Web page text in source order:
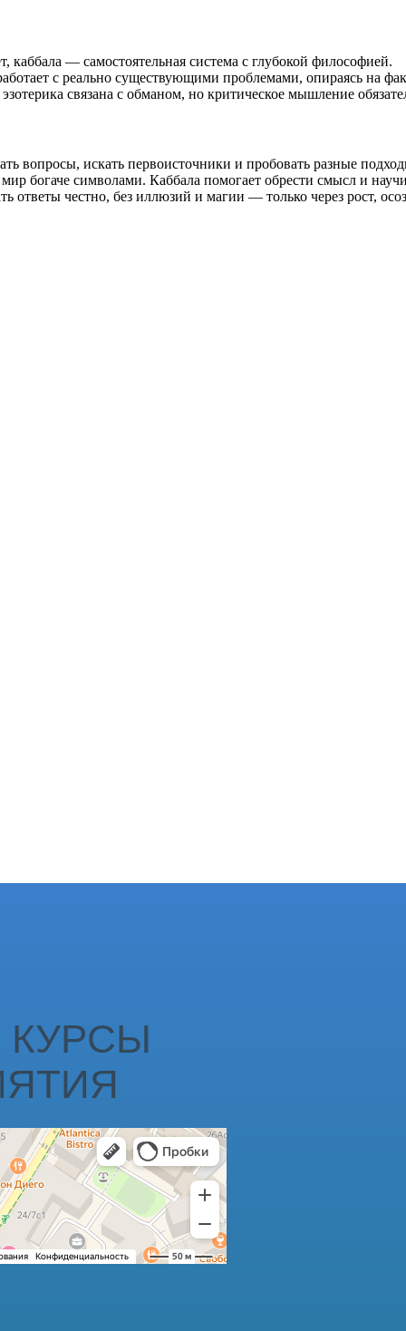
каббала — самостоятельная система с глубокой философией.
с реально существующими проблемами, опираясь на
связана с обманом, но критическое мышление
вопросы, искать первоисточники и пробовать разные
мир богаче символами. Каббала помогает обрести смысл и
ответы честно, без иллюзий и магии — только через рост,